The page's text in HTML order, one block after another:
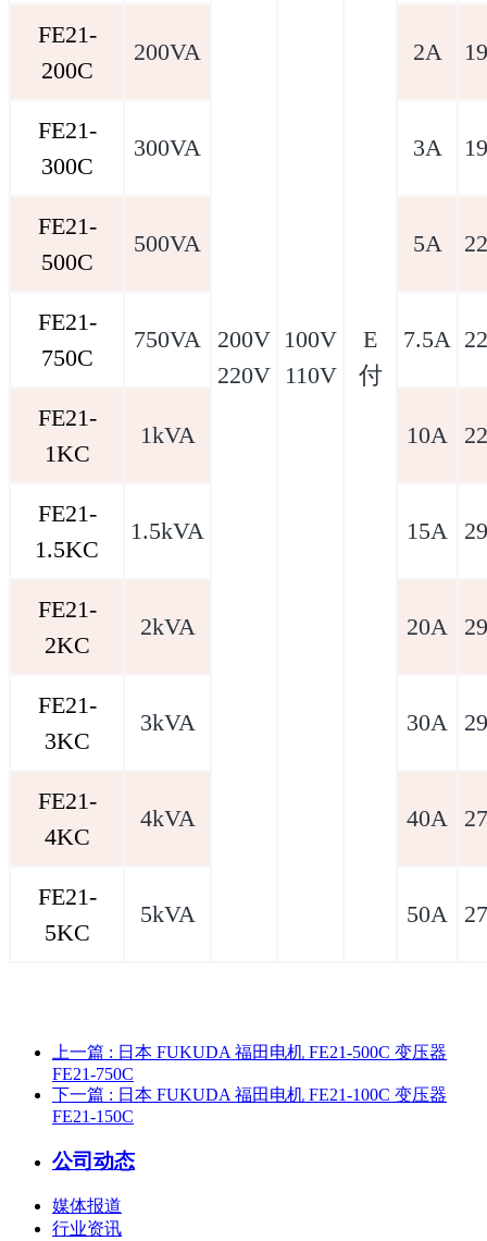
200V
220V
100V
110V
E
付
FE21-
200C
200VA 2A
FE21-
300C
300VA 3A
FE21-
500C
500VA 5A
FE21-
750C
750VA 7.5A
FE21-
1KC
1kVA 10A
FE21-
1.5KC
1.5kVA 15A
FE21-
2KC
2kVA 20A
FE21-
3KC
3kVA 30A
FE21-
4KC
4kVA 40A
FE21-
5KC
5kVA 50A
上一篇 : 日本 FUKUDA 福田电机 FE21-500C 变压器
FE21-750C
下一篇 : 日本 FUKUDA 福田电机 FE21-100C 变压器
FE21-150C
公司动态
媒体报道
行业资讯